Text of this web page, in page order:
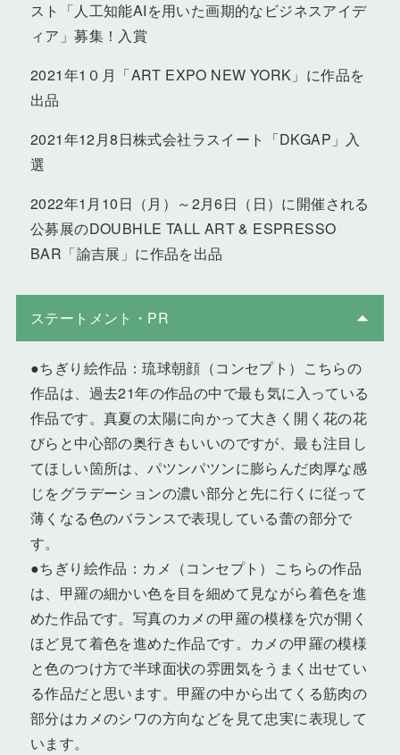
スト「人工知能AIを用いた画期的なビジネスアイデ
ィア」募集！入賞
2021年1０月「ART EXPO NEW YORK」に作品を
出品
2021年12月8日株式会社ラスイート「DKGAP」入
選
2022年1月10日（月）～2月6日（日）に開催される
公募展のDOUBHLE TALL ART & ESPRESSO
BAR「諭吉展」に作品を出品
ステートメント・PR
●ちぎり絵作品：琉球朝顔（コンセプト）こちらの
作品は、過去21年の作品の中で最も気に入っている
作品です。真夏の太陽に向かって大きく開く花の花
びらと中心部の奥行きもいいのですが、最も注目し
てほしい箇所は、パツンパツンに膨らんだ肉厚な感
じをグラデーションの濃い部分と先に行くに従って
薄くなる色のバランスで表現している蕾の部分で
す。
●ちぎり絵作品：カメ（コンセプト）こちらの作品
は、甲羅の細かい色を目を細めて見ながら着色を進
めた作品です。写真のカメの甲羅の模様を穴が開く
ほど見て着色を進めた作品です。カメの甲羅の模様
と色のつけ方で半球面状の雰囲気をうまく出せてい
る作品だと思います。甲羅の中から出てくる筋肉の
部分はカメのシワの方向などを見て忠実に表現して
います。